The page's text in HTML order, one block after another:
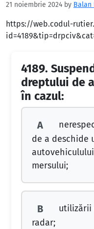
21 noiembrie 2024 by Balan
https://web.codul-
4189.
dreptului de
în cazul:
A
de a deschide
mersului;
B
utilizării
radar;